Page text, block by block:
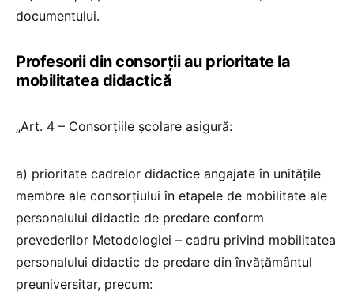
documentului.
Profesorii din consorții au prioritate la
mobilitatea didactică
„Art. 4 – Consorţiile şcolare asigură:
a) prioritate cadrelor didactice angajate în unităţile
membre ale consorţiului în etapele de mobilitate ale
personalului didactic de predare conform
prevederilor Metodologiei – cadru privind mobilitatea
personalului didactic de predare din învăţământul
preuniversitar, precum: